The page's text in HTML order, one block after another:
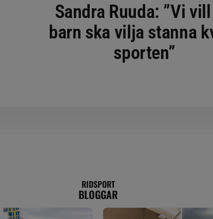
Sandra Ruuda: ”Vi
barn ska vilja stanna
sporten”
RIDSPORT
BLOGGAR